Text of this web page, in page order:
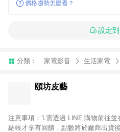
價格趨勢怎麼看？
設定
分類： 家電影音 生活家電
頤坊皮藝
注意事項：1.需透過 LINE 購物前往
結帳才享有回饋，點數將於廠商出貨